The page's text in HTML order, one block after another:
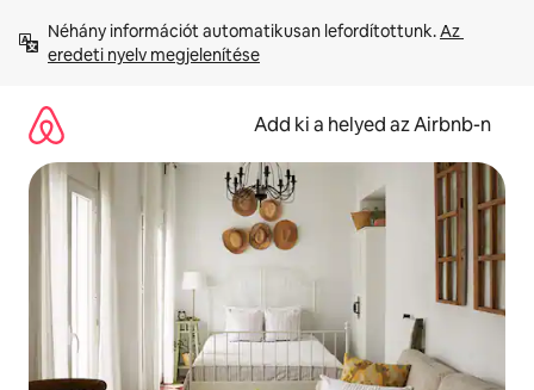
tartalomra
Néhány információt automatikusan lefordítottunk. Az
eredeti nyelv megjelenítése
Add ki a helyed az Airbnb-n